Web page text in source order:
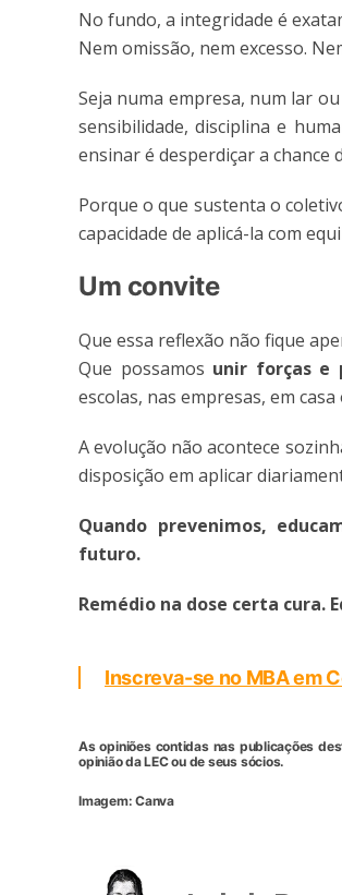
No fundo, a integridade é
Nem omissão, nem excesso.
Seja numa empresa, num lar
sensibilidade, disciplina e
ensinar é desperdiçar a chance
Porque o que sustenta o
capacidade de aplicá-la com
Um convite
Que essa reflexão não fique
Que possamos unir forças e
escolas, nas empresas, em
A evolução não acontece
disposição em aplicar
Quando prevenimos,
futuro.
Remédio na dose certa cura.
Inscreva-se no MBA em
As opiniões contidas nas publicações
opinião da LEC ou de seus sócios.
Imagem: Canva